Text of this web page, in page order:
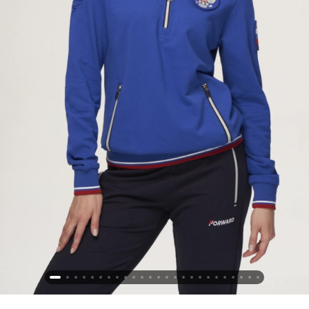
Новосибирская область (3)
Омская область (5)
Республика Башкортостан (3)
Республика Крым (1)
Ростовская область (2)
Самарская область (1)
Санкт-Петербург и ЛО (3)
Саратовская область (1)
Свердловская область (5)
Северная Осетия (2)
Смоленская область (1)
Ставропольский край (5)
Томская область (1)
Тульская область (1)
Тюменская область (3)
Хакасия (1)